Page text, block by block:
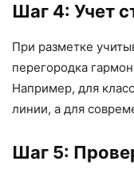
Шаг 4: Учет
При разметке
перегородка
Например, для
линии, а для
Шаг 5: